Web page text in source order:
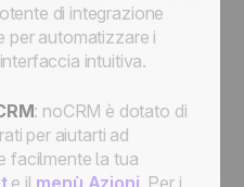
di integrazione
per automatizzare i
intuitiva.
: noCRM è dotato di
per aiutarti ad
facilmente la tua
e il menù Azioni. Per i